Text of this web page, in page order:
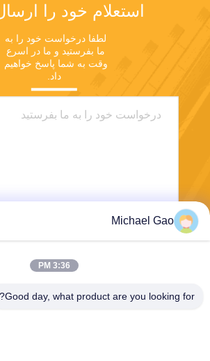
استعلام خود را
داد.
Michael Gao
3:36 PM
Good day, what product are you looking for?